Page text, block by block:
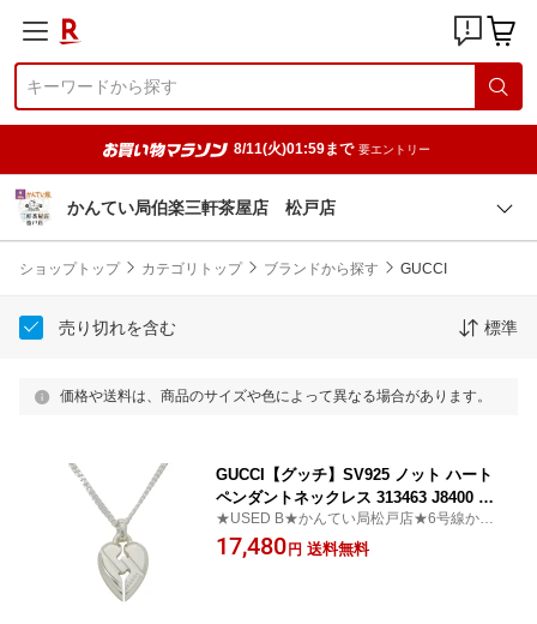
8/11(火)01:59まで 要エントリー
かんてい局伯楽三軒茶屋店 松戸店
ショップトップ カテゴリトップ ブランドから探す GUCCI
売り切れを含む 標準
価格や送料は、商品のサイズや色によって異なる場合があります。
GUCCI【グッチ】SV925 ノット ハート
ペンダントネックレス 313463 J8400 81
06 約10.8g 約45cm【中古】【松戸店】
★USED B★かんてい局松戸店★6号線から
見える大きな青い看板が目印！★
17,480 円 送料無料